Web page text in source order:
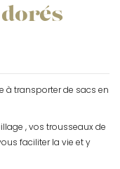
à transporter de sacs en
, vos trousseaux de
faciliter la vie et y